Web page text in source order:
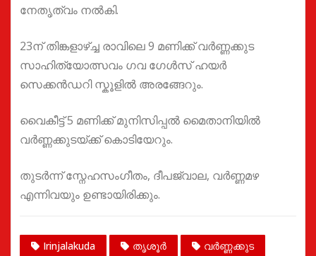
നേതൃത്വം നൽകി.
23ന് തിങ്കളാഴ്ച്ച രാവിലെ 9 മണിക്ക് വർണ്ണക്കുട
സാഹിത്യോത്സവം ഗവ ഗേൾസ് ഹയർ
സെക്കൻഡറി സ്കൂളിൽ അരങ്ങേറും.
വൈകീട്ട് 5 മണിക്ക് മുനിസിപ്പൽ മൈതാനിയിൽ
വർണ്ണക്കുടയ്ക്ക് കൊടിയേറും.
തുടർന്ന് സ്നേഹസംഗീതം, ദീപജ്വാല, വർണ്ണമഴ
എന്നിവയും ഉണ്ടായിരിക്കും.
Irinjalakuda തൃശൂർ വർണ്ണക്കുട